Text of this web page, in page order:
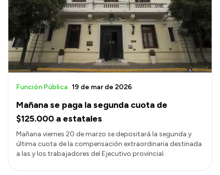
Mañana se paga la segunda cuota de
$125.000 a estatales
Función Pública 19 de mar de 2026
Mañana viernes 20 de marzo se depositará la segunda y
última cuota de la compensación extraordinaria destinada
a las y los trabajadores del Ejecutivo provincial.